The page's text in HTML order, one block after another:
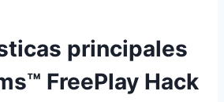
principales
FreePlay Hack